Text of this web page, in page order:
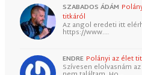
SZABADOS ÁDÁM
titkáról
Az angol eredeti itt
https://www.…
ENDRE Polányi az élet
Szívesen elolvasnám